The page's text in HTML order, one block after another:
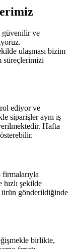
güvenilir ve
ulaşması bizim
süreçlerimizi
ediyor ve
siparişler aynı iş
Hafta
şekilde
ürün gönderildiğinde
birlikte,